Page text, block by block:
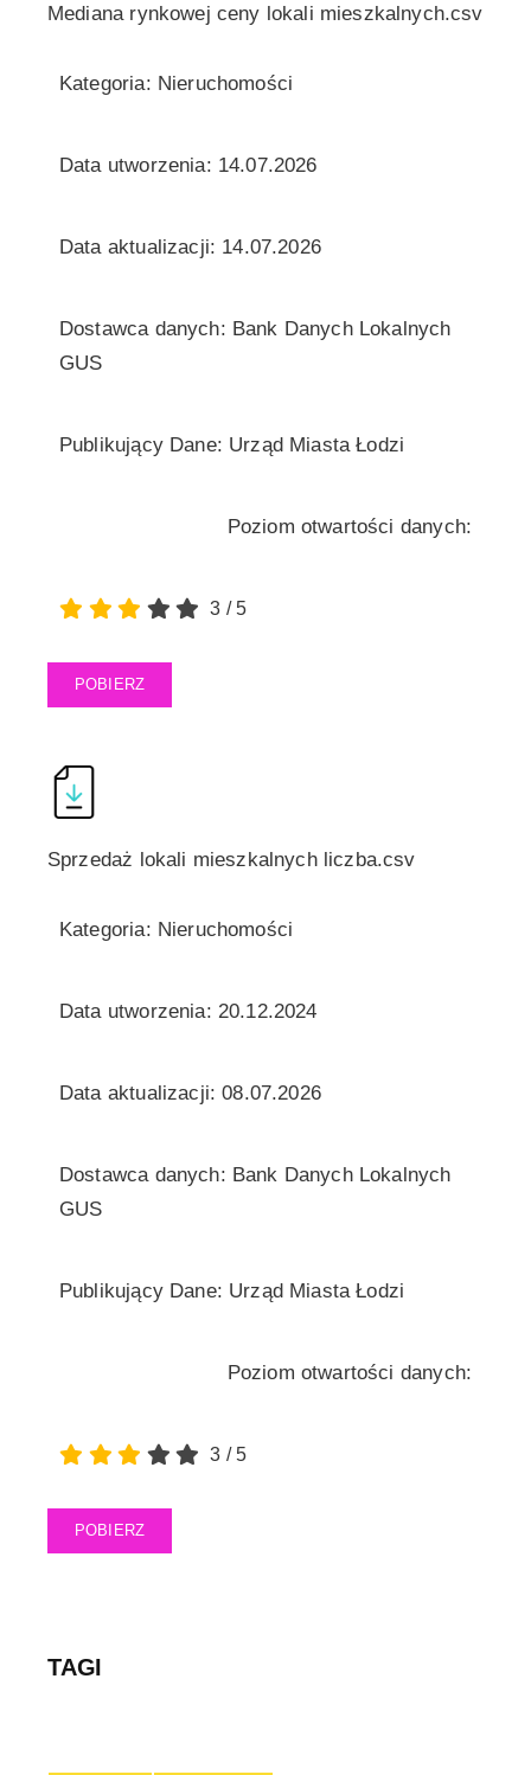
Mediana rynkowej ceny lokali mieszkalnych.csv
Kategoria: Nieruchomości
Data utworzenia: 14.07.2026
Data aktualizacji: 14.07.2026
Dostawca danych: Bank Danych Lokalnych
GUS
Publikujący Dane: Urząd Miasta Łodzi
Poziom otwartości danych:
3 /5
POBIERZ
Sprzedaż lokali mieszkalnych liczba.csv
Kategoria: Nieruchomości
Data utworzenia: 20.12.2024
Data aktualizacji: 08.07.2026
Dostawca danych: Bank Danych Lokalnych
GUS
Publikujący Dane: Urząd Miasta Łodzi
Poziom otwartości danych:
3 /5
POBIERZ
TAGI